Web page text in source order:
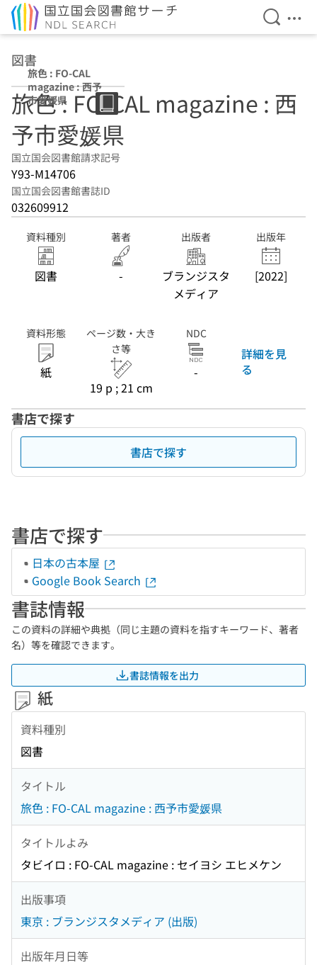
検索を
メ
図書
旅色 : FO-CAL
magazine : 西予
市愛媛県
旅色 : FO-CAL magazine : 西
予市愛媛県
国立国会図書館請求記号
Y93-M14706
国立国会図書館書誌ID
032609912
資料種別
図書
著者
-
出版者
ブランジスタ
メディア
出版年
[2022]
資料形態
紙
ページ数・大き
さ等
19 p ; 21 cm
NDC
-
詳細を見
る
書店で探す
書店で探す
書店で探す
日本の古本屋
Google Book Search
書誌情報
この資料の詳細や典拠（同じ主題の資料を指すキーワード、著者
名）等を確認できます。
書誌情報を出力
紙
資料種別
図書
タイトル
旅色 : FO-CAL magazine : 西予市愛媛県
タイトルよみ
タビイロ : FO-CAL magazine : セイヨシ エヒメケン
出版事項
東京 : ブランジスタメディア (出版)
出版年月日等